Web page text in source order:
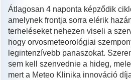
Átlagosan 4 naponta képződik
amelynek frontja sorra elérik
terheléseket nehezen viseli a
hogy orvosmeteorológiai
legintenzívebb panaszokat.
sem kell szenvednie a hideg,
mert a Meteo Klinika innováció